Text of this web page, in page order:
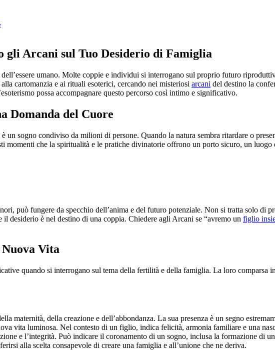
gli Arcani sul Tuo Desiderio di Famiglia
umano. Molte coppie e individui si interrogano sul proprio futuro
cartomanzia e ai rituali esoterici, cercando nei misteriosi arcani del destino la
possa accompagnare questo percorso così intimo e significativo.
Domanda del Cuore
sogno condiviso da milioni di persone. Quando la natura sembra ritardare o
momenti che la spiritualità e le pratiche divinatorie offrono un porto sicuro, un
può fungere da specchio dell’anima e del futuro potenziale. Non si tratta solo di
desiderio è nel destino di una coppia. Chiedere agli Arcani se “avremo un figlio
Vita
quando si interrogano sul tema della fertilità e della famiglia. La loro comparsa
maternità, della creazione e dell’abbondanza. La sua presenza è un segno
vita luminosa. Nel contesto di un figlio, indica felicità, armonia familiare e una
e l’integrità. Può indicare il coronamento di un sogno, inclusa la formazione di
alla scelta consapevole di creare una famiglia e all’unione che ne deriva.